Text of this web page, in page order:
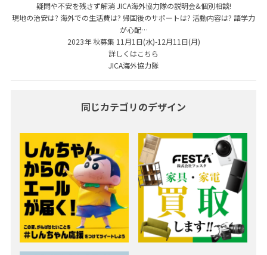
疑問や不安を残さず解消 JICA海外協力隊の説明会&個別相談!
現地の治安は? 海外での生活費は? 帰国後のサポートは? 活動内容は? 語学力
が心配…
2023年 秋募集 11月1日(水)-12月11日(月)
詳しくはこちら
JICA海外協力隊
同じカテゴリのデザイン